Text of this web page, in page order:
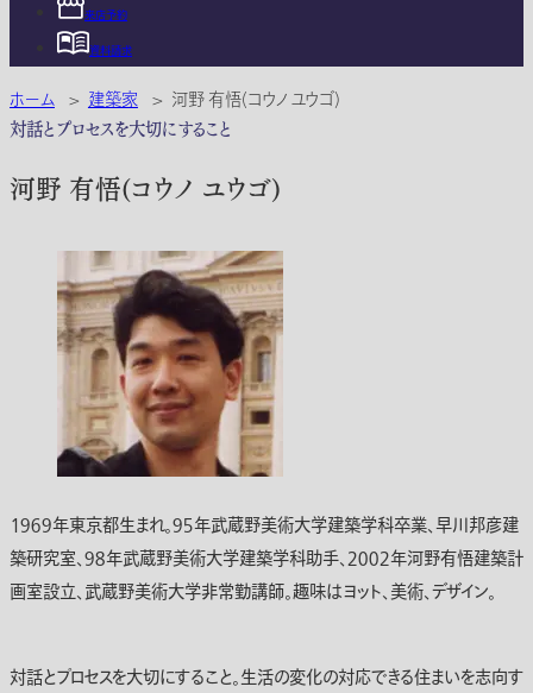
来店予約
資料請求
ホーム > 建築家 > 河野 有悟(コウノ ユウゴ)
対話とプロセスを大切にすること
河野 有悟(コウノ ユウゴ)
１９６９年東京都生まれ。９５年武蔵野美術大学建築学科卒業、早川邦彦建
築研究室、９８年武蔵野美術大学建築学科助手、２００２年河野有悟建築計
画室設立、武蔵野美術大学非常勤講師。趣味はヨット、美術、デザイン。
対話とプロセスを大切にすること。生活の変化の対応できる住まいを志向す